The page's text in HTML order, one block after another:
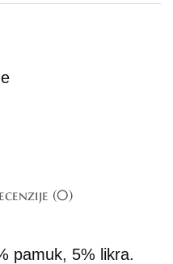
(0)
pamuk, 5% likra.